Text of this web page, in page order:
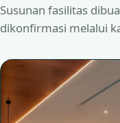
Susunan fasilitas
dikonfirmasi melalui